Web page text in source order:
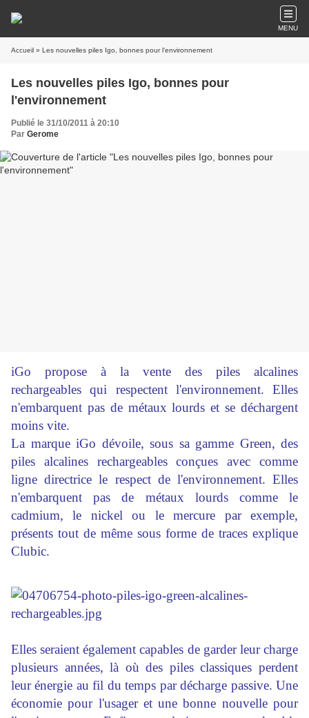
MENU
Accueil » Les nouvelles piles Igo, bonnes pour l'environnement
Les nouvelles piles Igo, bonnes pour
l'environnement
Publié le 31/10/2011 à 20:10
Par Gerome
iGo propose à la vente des piles alcalines
rechargeables qui respectent l'environnement. Elles
n'embarquent pas de métaux lourds et se déchargent
moins vite.
La marque iGo dévoile, sous sa gamme Green, des
piles alcalines rechargeables conçues avec comme
ligne directrice le respect de l'environnement. Elles
n'embarquent pas de métaux lourds comme le
cadmium, le nickel ou le mercure par exemple,
présents tout de même sous forme de traces explique
Clubic.
Elles seraient également capables de garder leur charge
plusieurs années, là où des piles classiques perdent
leur énergie au fil du temps par décharge passive. Une
économie pour l'usager et une bonne nouvelle pour